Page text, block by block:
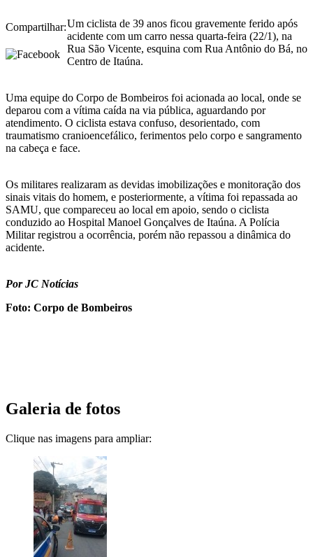
Compartilhar:Um ciclista de 39 anos ficou gravemente ferido após
acidente com um carro nessa quarta-feira (22/1), na
Rua São Vicente, esquina com Rua Antônio do Bá, no
Centro de Itaúna.
Uma equipe do Corpo de Bombeiros foi acionada ao local, onde se
deparou com a vítima caída na via pública, aguardando por
atendimento. O ciclista estava confuso, desorientado, com
traumatismo cranioencefálico, ferimentos pelo corpo e sangramento
na cabeça e face.
Os militares realizaram as devidas imobilizações e monitoração dos
sinais vitais do homem, e posteriormente, a vítima foi repassada ao
SAMU, que compareceu ao local em apoio, sendo o ciclista
conduzido ao Hospital Manoel Gonçalves de Itaúna. A Polícia
Militar registrou a ocorrência, porém não repassou a dinâmica do
acidente.
Por JC Notícias
Foto: Corpo de Bombeiros
Galeria de fotos
Clique nas imagens para ampliar: